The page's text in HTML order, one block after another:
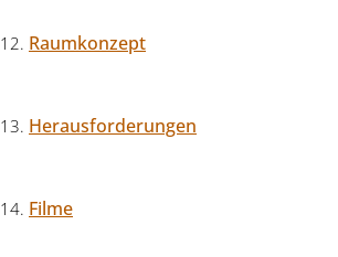
Raumkonzept
Herausforderungen
Filme